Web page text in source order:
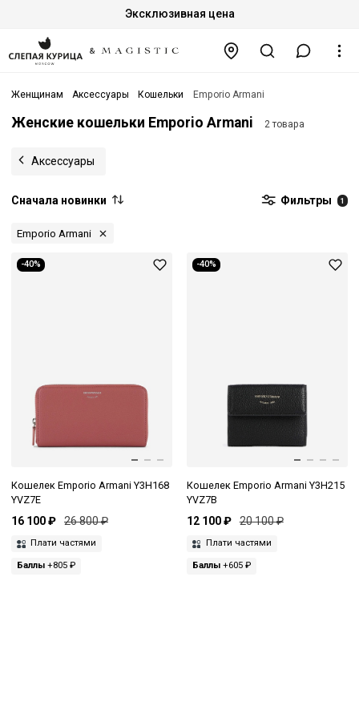
Эксклюзивная цена
Женщинам Аксессуары Кошельки Emporio Armani
Женские кошельки Emporio Armani 2 товара
Аксессуары
Сначала новинки Фильтры 1
Emporio Armani
-40%
Кошелек Emporio Armani Y3H168
YVZ7E
16 100 ₽ 26 800 ₽
Плати частями
Баллы +805 ₽
-40%
Кошелек Emporio Armani Y3H215
YVZ7B
12 100 ₽ 20 100 ₽
Плати частями
Баллы+605 ₽